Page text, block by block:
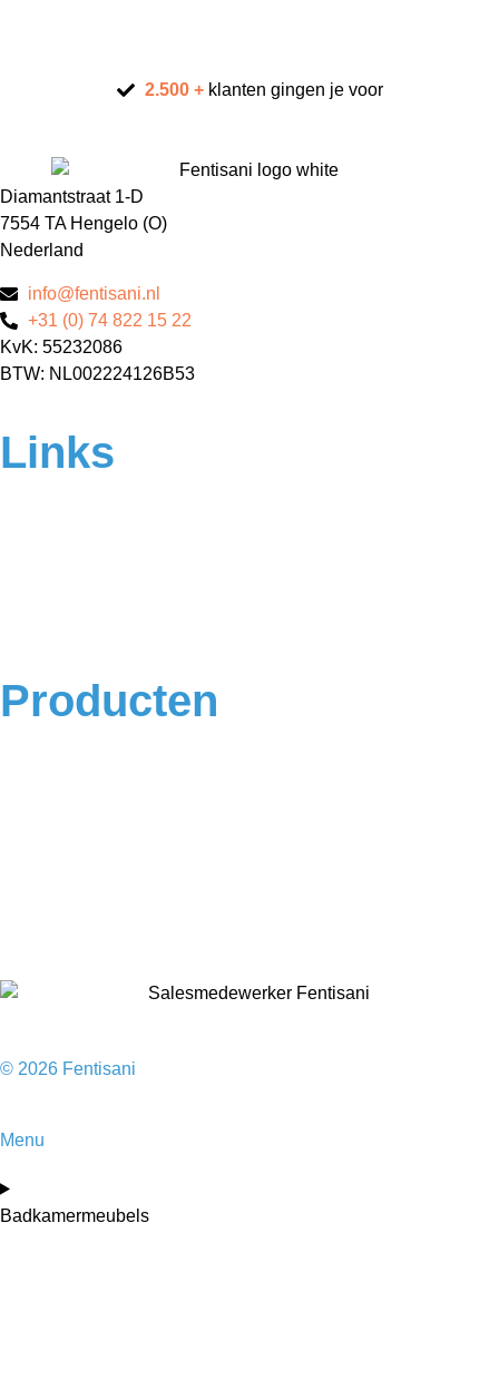
2.500 +klanten gingen je voor
Diamantstraat 1-D
7554 TA Hengelo (O)
Nederland
info@fentisani.nl
+31 (0) 74 822 15 22
KvK: 55232086
BTW: NL002224126B53
Links
Producten
© 2026 Fentisani
Menu
Badkamermeubels